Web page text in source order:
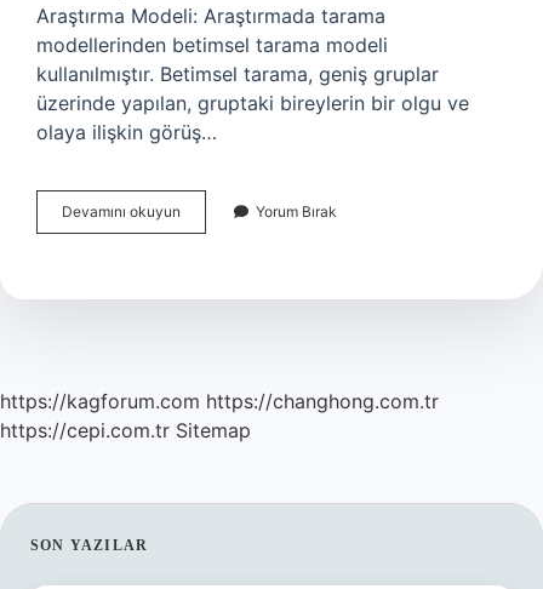
Araştırma Modeli: Araştırmada tarama
modellerinden betimsel tarama modeli
kullanılmıştır. Betimsel tarama, geniş gruplar
üzerinde yapılan, gruptaki bireylerin bir olgu ve
olaya ilişkin görüş…
Devamını okuyun Betimsel
Araştırma
Yorum Bırak
https://kagforum.com https://changhong.com.tr
https://cepi.com.tr Sitemap
SIDEBAR
SON YAZILAR